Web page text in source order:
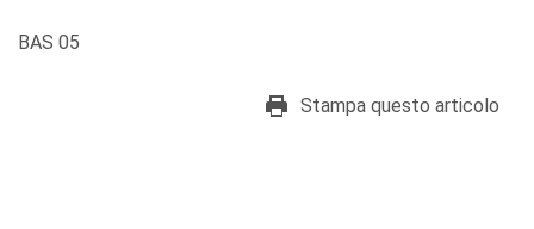
BAS 05
Stampa questo articolo